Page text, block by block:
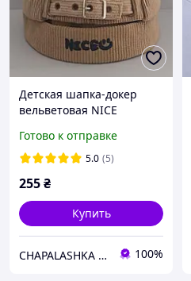
Детская шапка-докер
вельветовая NICE
регулировкой (48-52 см),
Кэмел
Готово к отправке
5.0 (5)
255₴
Купить
CHAPALASHKA / ЧАПАЛАШКА - магазин актуальных вещей 100%